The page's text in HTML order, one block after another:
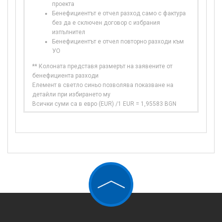
проекта
Бенефициентът е отчел разход само с фактура
без да е сключен договор с избрания
изпълнител
Бенефициентът е отчел повторно разходи към
УО
** Колоната представя размерът на заявените от
бенефициента разходи
Елемент в светло синьо позволява показване на
детайли при избирането му
Всички суми са в евро (EUR) /1 EUR = 1,95583 BGN